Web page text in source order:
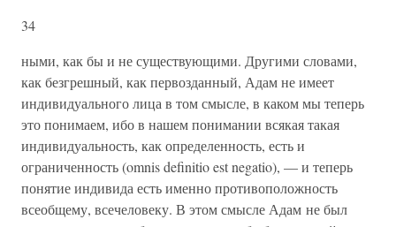
34
ными, как бы и не существующими. Други­ми словами,
как безгрешный, как первозданный, Адам не имеет
индивидуального лица в том смысле, в каком мы теперь
это пони­маем, ибо в нашем понимании всякая такая
индивидуальность, как определенность, есть и
ограниченность (omnis definitio est negatio), — и теперь
понятие инди­вида есть именно противоположность
всеобщему, всечеловеку. В этом смысле Адам не был